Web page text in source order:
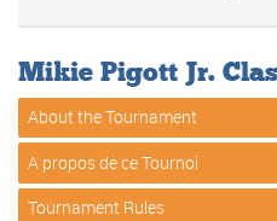
Mikie Pigott Jr.
About the Tournament
A propos de ce Tournoi
Tournament Rules